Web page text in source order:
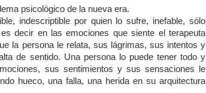
psicológico de la nueva era.
indescriptible por quien lo sufre, inefable, sólo
decir en las emociones que siente el terapeuta
la persona le relata, sus lágrimas, sus intentos y
de sentido. Una persona lo puede tener todo y
sus sentimientos y sus sensaciones le
hueco, una falla, una herida en su arquitectura